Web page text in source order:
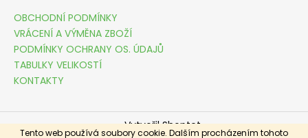
Tento web používá soubory cookie. Dalším procházením tohoto
OBCHODNÍ PODMÍNKY
VRÁCENÍ A VÝMĚNA ZBOŽÍ
PODMÍNKY OCHRANY OS. ÚDAJŮ
TABULKY VELIKOSTÍ
KONTAKTY
Vytvořil Shoptet